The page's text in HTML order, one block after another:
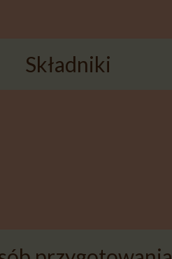
Składniki